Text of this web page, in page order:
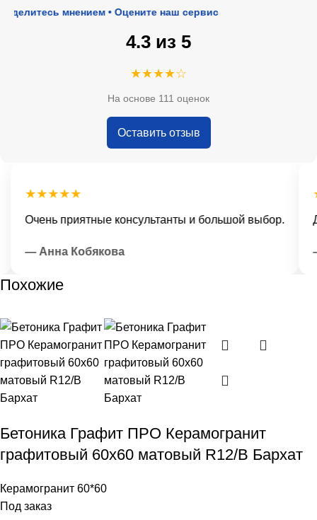
мнением • Оцените наш сервис
4.3 из 5
★★★★☆
На основе 111 оценок
Оставить отзыв
★★★★★
Очень приятные консультанты и большой выбор.
— Анна Кобякова —
Похожие
Бетоника Графит ПРО Керамогранит
графитовый 60х60 матовый R12/B Бархат
Керамогранит 60*60
Под заказ